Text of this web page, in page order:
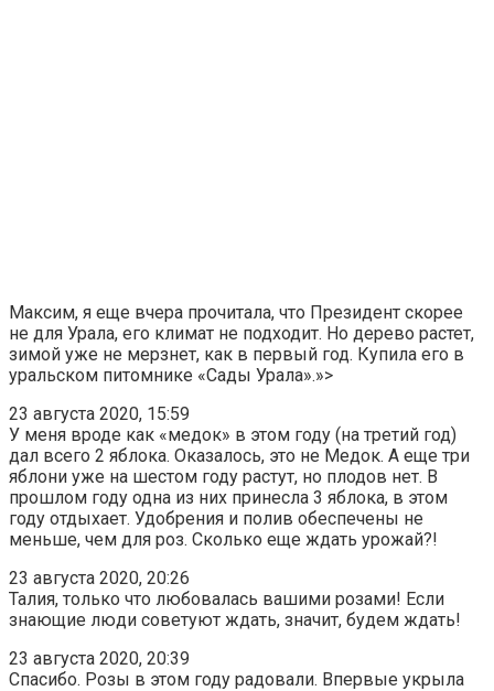
Максим, я еще вчера прочитала, что Президент скорее
не для Урала, его климат не подходит. Но дерево растет,
зимой уже не мерзнет, как в первый год. Купила его в
уральском питомнике «Сады Урала».»>
23 августа 2020, 15:59
У меня вроде как «медок» в этом году (на третий год)
дал всего 2 яблока. Оказалось, это не Медок. А еще три
яблони уже на шестом году растут, но плодов нет. В
прошлом году одна из них принесла 3 яблока, в этом
году отдыхает. Удобрения и полив обеспечены не
меньше, чем для роз. Сколько еще ждать урожай?!
23 августа 2020, 20:26
Талия, только что любовалась вашими розами! Если
знающие люди советуют ждать, значит, будем ждать!
23 августа 2020, 20:39
Спасибо. Розы в этом году радовали. Впервые укрыла